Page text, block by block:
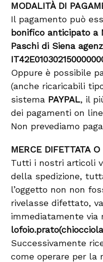
MODALITÀ DI
Il pagamento può
bonifico anticipato a
Paschi di Siena
Oppure è possibile
(anche ricaricabili
sistema PAYPAL, il
dei pagamenti on
Non prevediamo
MERCE DIFETTATA
Tutti i nostri articoli
della spedizione,
l’oggetto non non
rivelasse difettato,
immediatamente via
Successivamente
come operare per la